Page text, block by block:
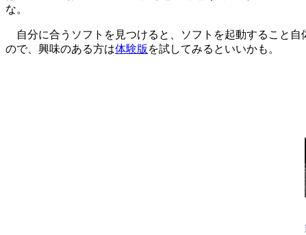
な。
自分に合うソフトを見つけると、ソフトを起動すること
ので、興味のある方は体験版 を試してみるといいかも。